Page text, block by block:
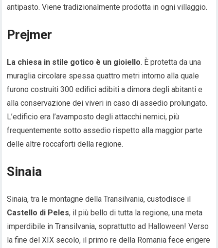
antipasto. Viene tradizionalmente prodotta in ogni villaggio.
Prejmer
La chiesa in stile gotico è un gioiello. È protetta da una
muraglia circolare spessa quattro metri intorno alla quale
furono costruiti 300 edifici adibiti a dimora degli abitanti e
alla conservazione dei viveri in caso di assedio prolungato.
L’edificio era l’avamposto degli attacchi nemici, più
frequentemente sotto assedio rispetto alla maggior parte
delle altre roccaforti della regione.
Sinaia
Sinaia, tra le montagne della Transilvania, custodisce il
Castello di Peles, il più bello di tutta la regione, una meta
imperdibile in Transilvania, soprattutto ad Halloween! Verso
la fine del XIX secolo, il primo re della Romania fece erigere